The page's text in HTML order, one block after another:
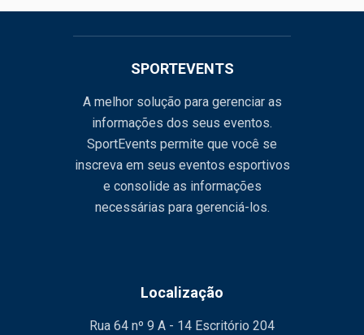
SPORTEVENTS
A melhor solução para gerenciar as
informações dos seus eventos.
SportEvents permite que você se
inscreva em seus eventos esportivos
e consolide as informações
necessárias para gerenciá-los.
Localização
Rua 64 nº 9 A - 14 Escritório 204